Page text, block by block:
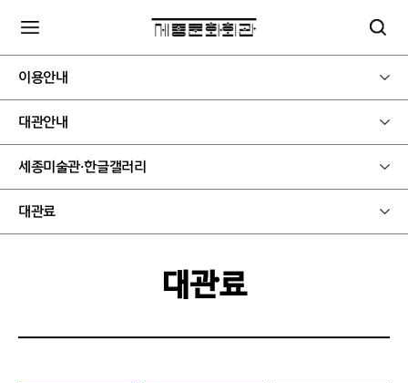
이용안내
대관안내
세종미술관·한글갤러리
대관료
대관료